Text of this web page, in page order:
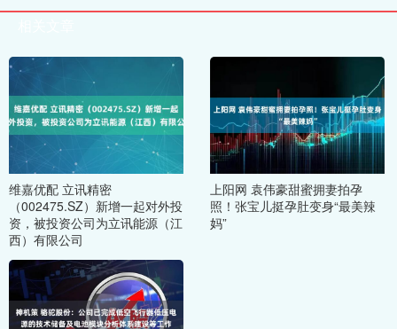
维嘉优配 立讯精密
（002475.SZ）新增一起对外投
资，被投资公司为立讯能源（江
西）有限公司
上阳网 袁伟豪甜蜜拥妻拍孕
照！张宝儿挺孕肚变身“最美辣
妈”